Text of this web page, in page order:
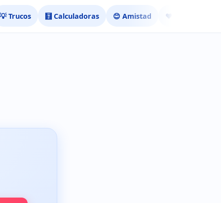
💡 Trucos 🧮 Calculadoras 😊 Amistad ❤️ Ligar